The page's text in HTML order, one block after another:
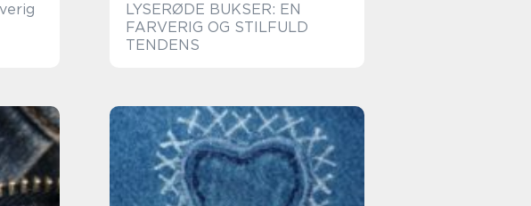
LYSERØDE BUKSER: EN
FARVERIG OG STILFULD
TENDENS